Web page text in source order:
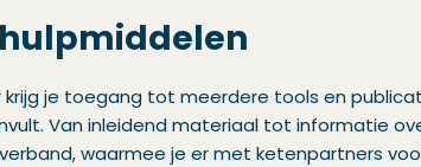
krijg je toegang tot meerdere tools en
Van inleidend materiaal tot informatie
waarmee je er met ketenpartners